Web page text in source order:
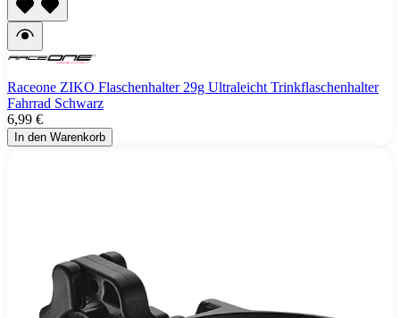
Raceone ZIKO Flaschenhalter 29g Ultraleicht Trinkflaschenhalter
Fahrrad Schwarz
6,99 €
In den Warenkorb